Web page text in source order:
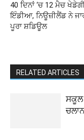
40 ਦਿਨਾਂ ‘ਚ 12 ਮੈਚ
ਇੰਡੀਆ, ਨਿਊਜ਼ੀਲੈਂਡ ਨੇ
ਪੂਰਾ ਸ਼ਡਿਊਲ
RELATED ARTICLES
ਸਕੂਲ